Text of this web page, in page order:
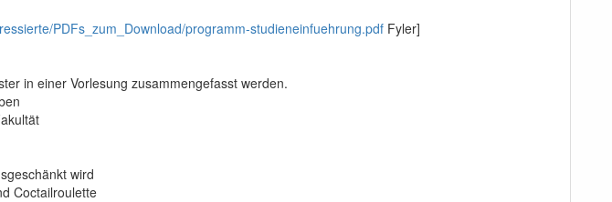
PDFs_zum_Download/programm-studieneinfuehrung.pdf Fyler]
in einer Vorlesung zusammengefasst werden.
wird
Coctailroulette